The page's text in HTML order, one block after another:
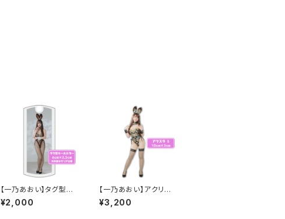
【一乃あおい】タグ型キ
ーホルダー1
¥2,000
【一乃あおい】アクリル
スタンドS(黒)
¥3,200